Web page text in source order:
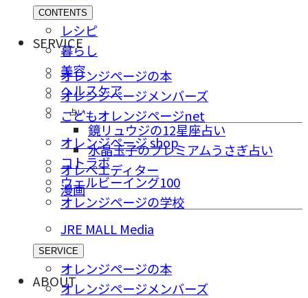
CONTENTS
レシピ
暮らし
美容
ヘルスケア
占い
鏡リュウジの12星座占い
水晶玉子のプレミアムうさぎ占い
オレペエディター
漫画
SERVICE
オレンジページの本
オレンジページメンバーズ
こどもオレンジページnet
オレンジページ shop
コトラボ
ウェルビーイング100
オレンジページの学校
JRE MALL Media
SERVICE
オレンジページの本
オレンジページメンバーズ
ABOUT